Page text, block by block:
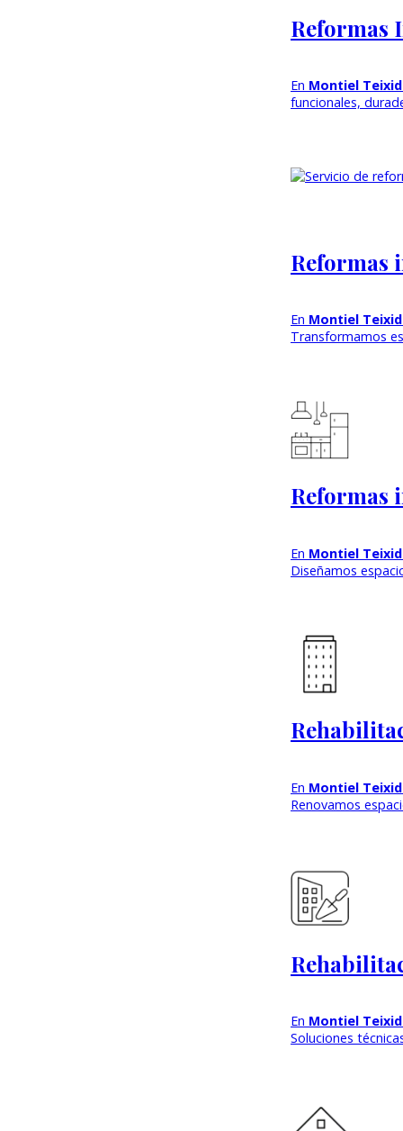
Reformas
En Montiel
funcionales,
Reformas
En Montiel
Transformamos
Reformas
En Montiel
Diseñamos
En Montiel
Renovamos
En Montiel
Soluciones